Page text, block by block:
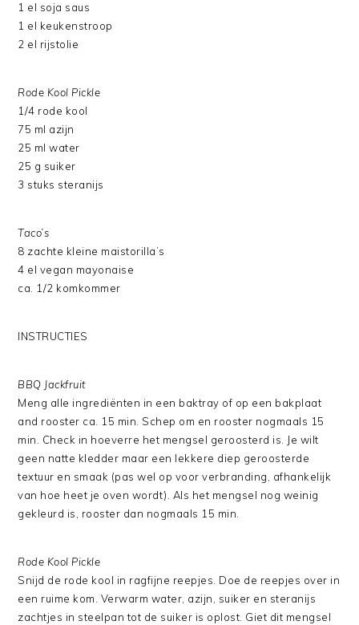
1 el soja saus
1 el keukenstroop
2 el rijstolie
Rode Kool Pickle
1/4 rode kool
75 ml azijn
25 ml water
25 g suiker
3 stuks steranijs
Taco’s
8 zachte kleine maistorilla’s
4 el vegan mayonaise
ca. 1/2 komkommer
INSTRUCTIES
BBQ Jackfruit
Meng alle ingrediënten in een baktray of op een bakplaat
and rooster ca. 15 min. Schep om en rooster nogmaals 15
min. Check in hoeverre het mengsel geroosterd is. Je wilt
geen natte kledder maar een lekkere diep geroosterde
textuur en smaak (pas wel op voor verbranding, afhankelijk
van hoe heet je oven wordt). Als het mengsel nog weinig
gekleurd is, rooster dan nogmaals 15 min.
Rode Kool Pickle
Snijd de rode kool in ragfijne reepjes. Doe de reepjes over in
een ruime kom. Verwarm water, azijn, suiker en steranijs
zachtjes in steelpan tot de suiker is oplost. Giet dit mengsel